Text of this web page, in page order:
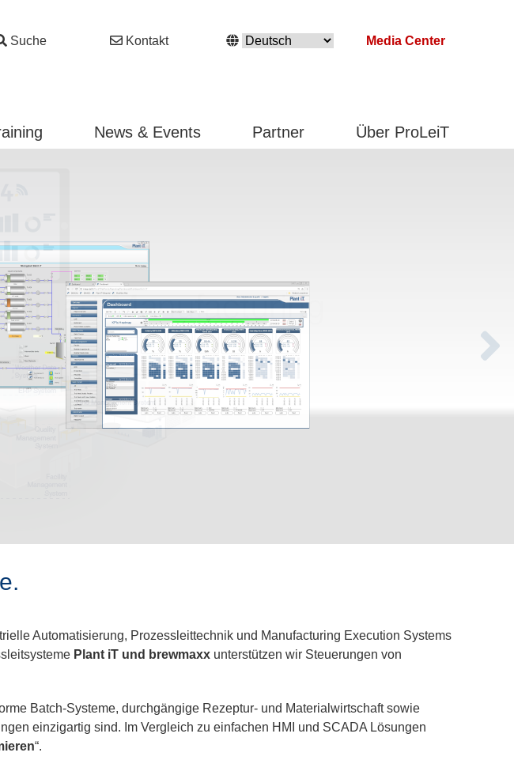
Suche Kontakt Media Center
News & Events Partner Über ProLeiT
Automatisierung, Prozessleittechnik und Manufacturing Execution Systems
Plant iT und brewmaxx unterstützen wir Steuerungen von
Batch-Systeme, durchgängige Rezeptur- und Materialwirtschaft sowie
einzigartig sind. Im Vergleich zu einfachen HMI und SCADA Lösungen
“.